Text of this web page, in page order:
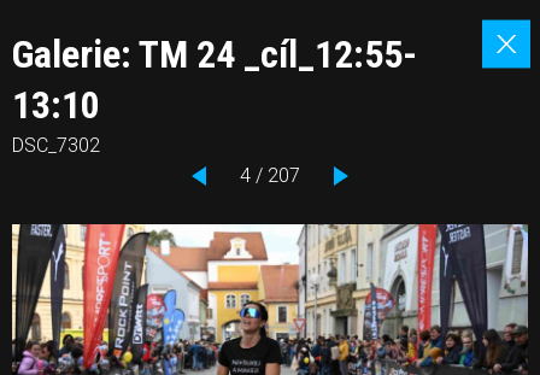
Galerie: TM 24 _cíl_12:55-
13:10
DSC_7302
4 / 207